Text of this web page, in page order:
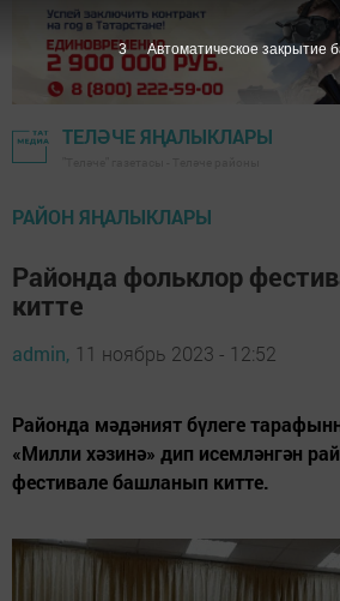
ТЕЛӘЧЕ ЯҢАЛЫКЛАРЫ
РАЙОН ЯҢАЛЫКЛАРЫ
Районда фольклор
китте
admin, 11 ноябрь 2023 - 12:52
Районда мәдәният бүлеге
«Милли хәзинә» дип исемләнгән
фестивале башланып китте.
1 Автоматическое закрытие